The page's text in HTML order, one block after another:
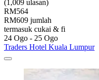
(1,009 ulasan)
RM564
RM609 jumlah
termasuk cukai & fi
24 Ogo - 25 Ogo
Traders Hotel Kuala Lumpur